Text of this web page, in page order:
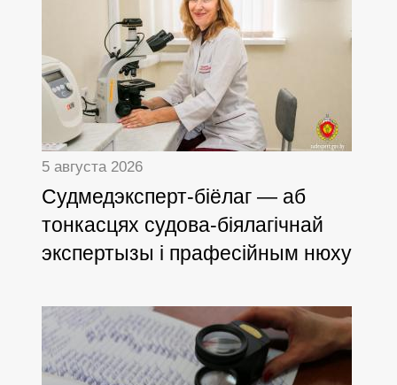
5 августа 2026
Cудмедэксперт-біёлаг — аб
тонкасцях судова-біялагічнай
экспертызы і прафесійным нюху